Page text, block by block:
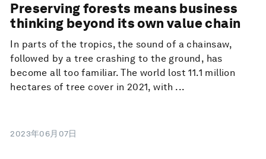
Preserving forests means business
thinking beyond its own value chain
In parts of the tropics, the sound of a chainsaw,
followed by a tree crashing to the ground, has
become all too familiar. The world lost 11.1 million
hectares of tree cover in 2021, with ...
2023年06月07日